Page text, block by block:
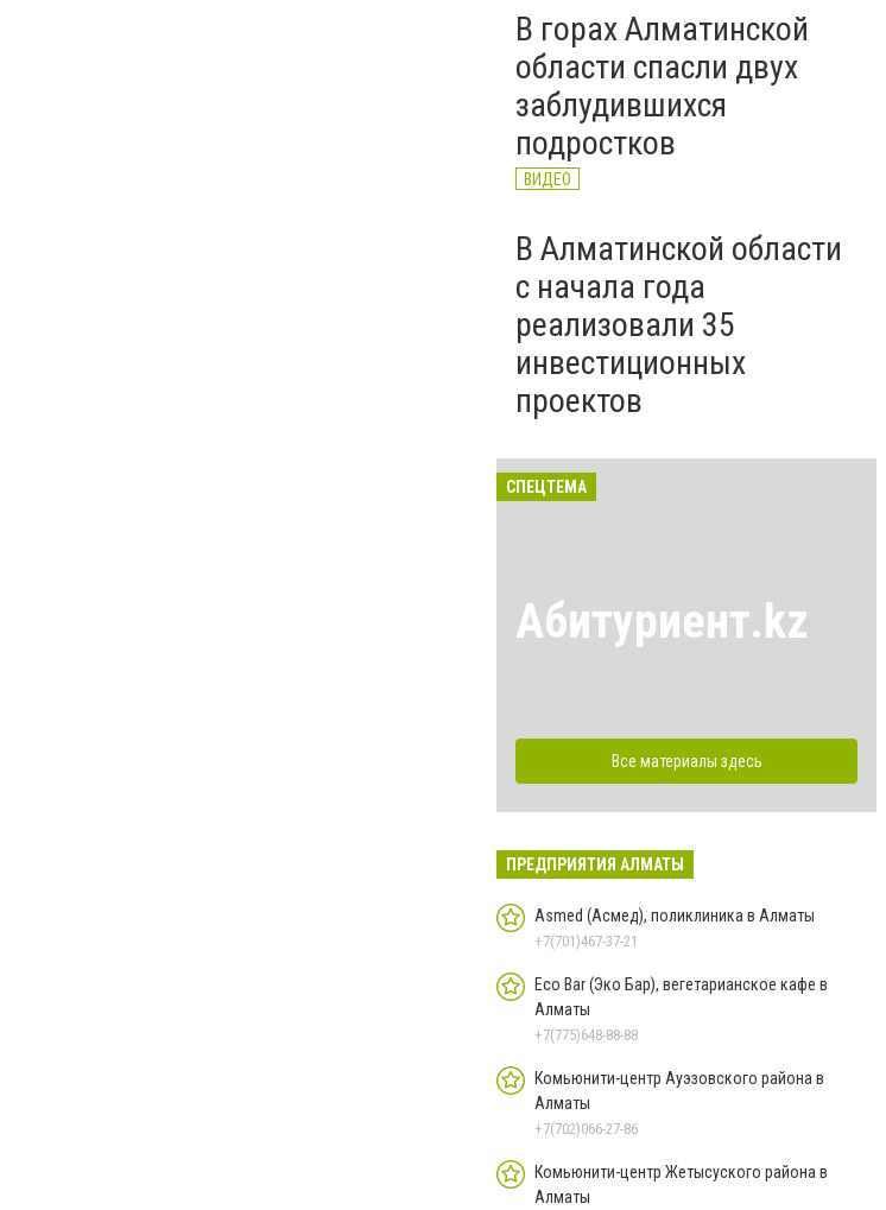
В горах Алматинской
области спасли двух
заблудившихся
подростков
ВИДЕО
В Алматинской области
с начала года
реализовали 35
инвестиционных
проектов
СПЕЦТЕМА
Абитуриент.kz
Все материалы здесь
ПРЕДПРИЯТИЯ АЛМАТЫ
Asmed (Асмед), поликлиника в Алматы
+7(701)467-37-21
Eco Bar (Эко Бар), вегетарианское кафе в
Алматы
+7(775)648-88-88
Комьюнити-центр Ауэзовского района в
Алматы
+7(702)066-27-86
Комьюнити-центр Жетысуского района в
Алматы